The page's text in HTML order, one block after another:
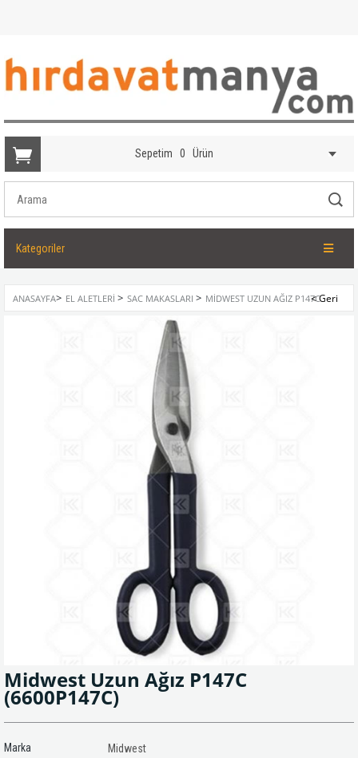
Sepetim 0 Ürün
Kategoriler
ANASAYFA> EL ALETLERI > SAC MAKASLARI > MIDWEST UZUN AĞIZ P147C
Midwest Uzun Ağız P147C
(6600P147C)
Marka
Midwest